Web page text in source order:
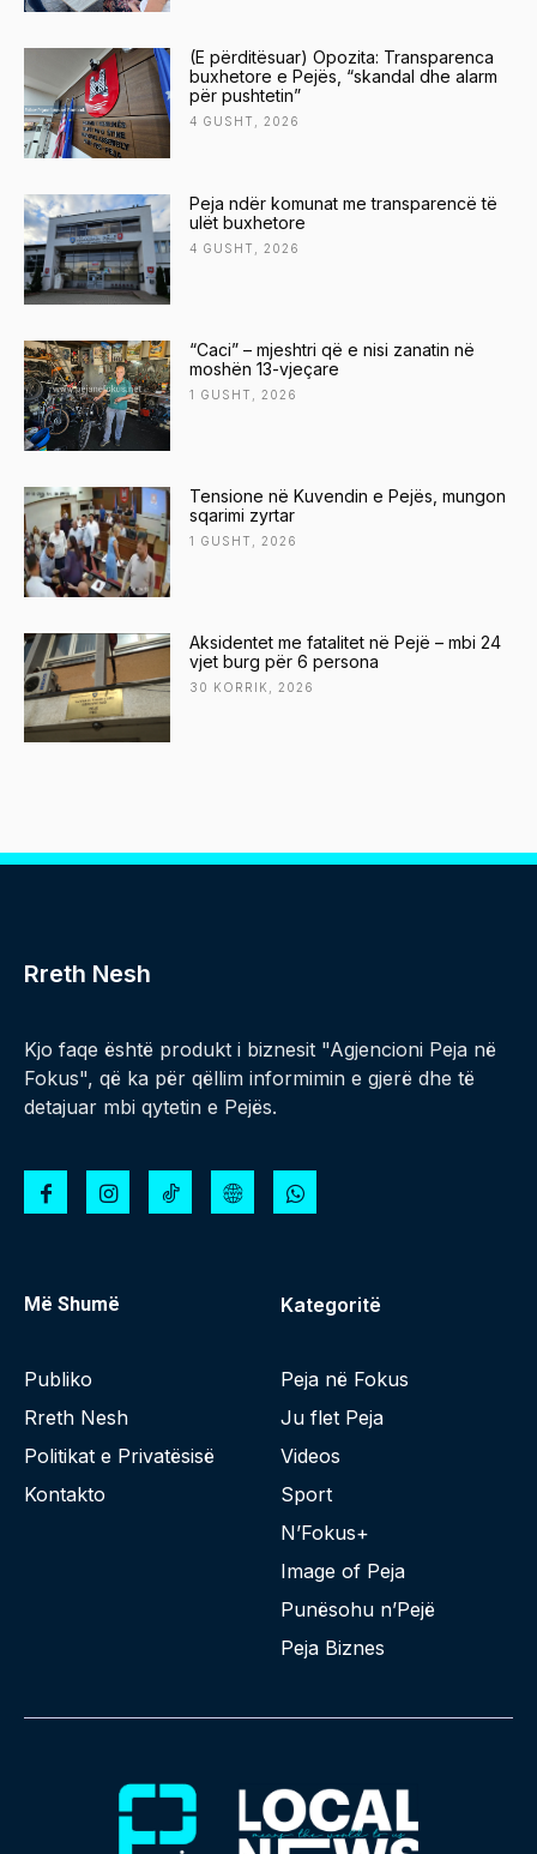
(E përditësuar) Opozita: Transparenca
buxhetore e Pejës, “skandal dhe alarm
për pushtetin”
4 GUSHT, 2026
Peja ndër komunat me transparencë të
ulët buxhetore
4 GUSHT, 2026
“Caci” – mjeshtri që e nisi zanatin në
moshën 13-vjeçare
1 GUSHT, 2026
Tensione në Kuvendin e Pejës, mungon
sqarimi zyrtar
1 GUSHT, 2026
Aksidentet me fatalitet në Pejë – mbi 24
vjet burg për 6 persona
30 KORRIK, 2026
Rreth Nesh
Kjo faqe është produkt i biznesit "Agjencioni Peja në
Fokus", që ka për qëllim informimin e gjerë dhe të
detajuar mbi qytetin e Pejës.
Më Shumë
Publiko
Rreth Nesh
Politikat e Privatësisë
Kontakto
Kategoritë
Peja në Fokus
Ju flet Peja
Videos
Sport
N’Fokus+
Image of Peja
Punësohu n’Pejë
Peja Biznes